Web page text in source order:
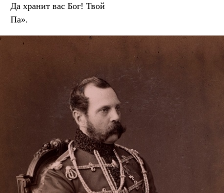
Да хранит вас Бог! Твой
Па».